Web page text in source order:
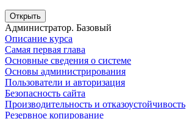
Открыть
Администратор. Базовый
Описание курса
Самая первая глава
Основные сведения о системе
Основы администрирования
Пользователи и авторизация
Безопасность сайта
Производительность и отказоустойчивость
Резервное копирование